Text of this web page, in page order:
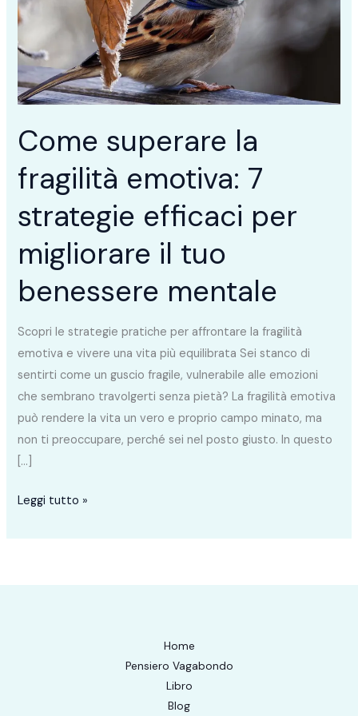
Come superare la
fragilità emotiva: 7
strategie efficaci per
migliorare il tuo
benessere mentale
Scopri le strategie pratiche per affrontare la fragilità
emotiva e vivere una vita più equilibrata Sei stanco di
sentirti come un guscio fragile, vulnerabile alle emozioni
che sembrano travolgerti senza pietà? La fragilità emotiva
può rendere la vita un vero e proprio campo minato, ma
non ti preoccupare, perché sei nel posto giusto. In questo
[…]
emotiva:
7
strategie
efficaci
per
migliorare
il
tuo
benessere
mentale
Leggi tutto »
Home
Pensiero Vagabondo
Libro
Blog